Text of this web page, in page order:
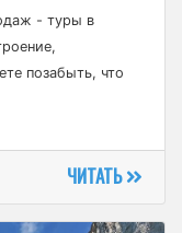
- туры в
позабыть, что
ЧИТАТЬ